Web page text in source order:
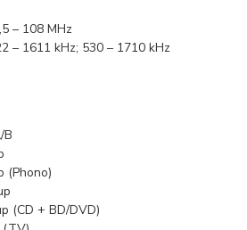
– 108 MHz
– 1611 kHz; 530 – 1710 kHz
B
(Phono)
(CD + BD/DVD)